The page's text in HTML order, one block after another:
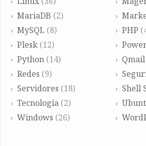
MariaDB (2)
MySQL (8) PHP
Plesk (12)
Python (14) Qmail
Redes (9)
Servidores (18) Shell
Tecnología (2)
Windows (26)